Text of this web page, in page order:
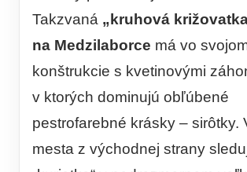
Takzvaná „kruhová
na Medzilaborce má vo
konštrukcie s kvetinovými
v ktorých dominujú obľúbené
pestrofarebné krásky – sirôtky.
mesta z východnej strany